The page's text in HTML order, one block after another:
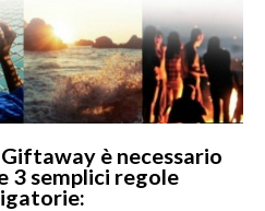
Giftawayè necessario
3 semplici regole